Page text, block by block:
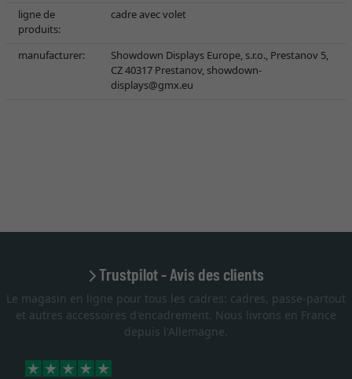
ligne de
produits:
cadre avec volet
manufacturer:
Showdown Displays Europe, s.r.o., Prestanov 5,
CZ 40317 Prestanov,showdown-
displays@gmx.eu
Trustpilot - Avis des clients
Le magasin en ligne pour tous les cadres: cadres, passe-partout
et autres accessoires d'encadrement. Nous livrons en France
depuis l'Allemagne.